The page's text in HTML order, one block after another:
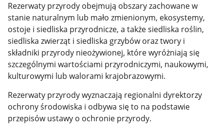
Rezerwaty przyrody obejmują obszary zachowane w
stanie naturalnym lub mało zmienionym, ekosystemy,
ostoje i siedliska przyrodnicze, a także siedliska roślin,
siedliska zwierząt i siedliska grzybów oraz twory i
składniki przyrody nieożywionej, które wyróżniają się
szczególnymi wartościami przyrodniczymi, naukowymi,
kulturowymi lub walorami krajobrazowymi.
Rezerwaty przyrody wyznaczają regionalni dyrektorzy
ochrony środowiska i odbywa się to na podstawie
przepisów ustawy o ochronie przyrody.